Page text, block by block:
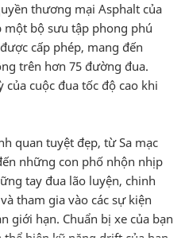
thương mại Asphalt của
một bộ sưu tập phong phú
cấp phép, mang đến
trên hơn 75 đường đua.
cuộc đua tốc độ cao khi
quan tuyệt đẹp, từ Sa mạc
những con phố nhộn nhịp
tay đua lão luyện, chinh
tham gia vào các sự kiện
giới hạn. Chuẩn bị xe của bạn
hiện kỹ năng drift của bạn